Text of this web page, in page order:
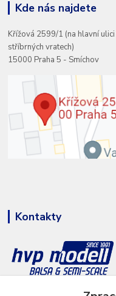
Kde nás najdete
Křížová 2599/1 (na hlavní
stříbrných vratech)
15000 Praha 5 - Smíchov
Kontakty